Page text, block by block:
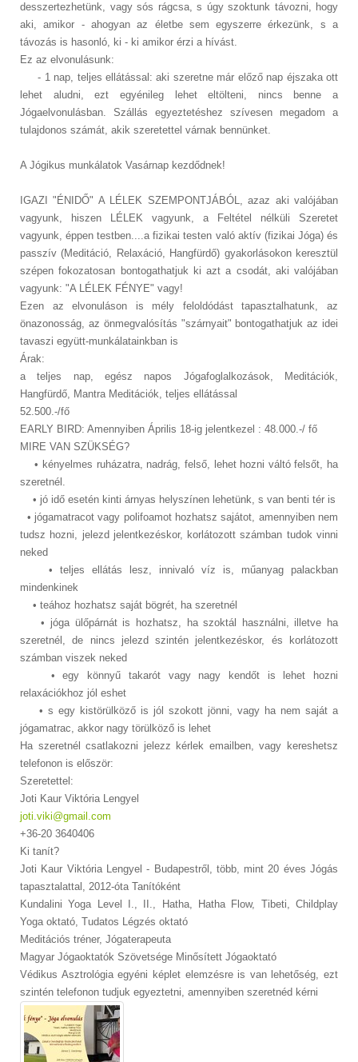
desszertezhetünk, vagy sós rágcsa, s úgy szoktunk távozni, hogy
aki, amikor - ahogyan az életbe sem egyszerre érkezünk, s a
távozás is hasonló, ki - ki amikor érzi a hívást.
Ez az elvonulásunk:
- 1 nap, teljes ellátással: aki szeretne már előző nap éjszaka ott
lehet aludni, ezt egyénileg lehet eltölteni, nincs benne a
Jógaelvonulásban. Szállás egyeztetéshez szívesen megadom a
tulajdonos számát, akik szeretettel várnak bennünket.
A Jógikus munkálatok Vasárnap kezdődnek!
IGAZI "ÉNIDŐ" A LÉLEK SZEMPONTJÁBÓL, azaz aki valójában
vagyunk, hiszen LÉLEK vagyunk, a Feltétel nélküli Szeretet
vagyunk, éppen testben....a fizikai testen való aktív (fizikai Jóga) és
passzív (Meditáció, Relaxáció, Hangfürdő) gyakorlásokon keresztül
szépen fokozatosan bontogathatjuk ki azt a csodát, aki valójában
vagyunk: "A LÉLEK FÉNYE" vagy!
Ezen az elvonuláson is mély feloldódást tapasztalhatunk, az
önazonosság, az önmegvalósítás "szárnyait" bontogathatjuk az idei
tavaszi együtt-munkálatainkban is
Árak:
a teljes nap, egész napos Jógafoglalkozások, Meditációk,
Hangfürdő, Mantra Meditációk, teljes ellátással
52.500.-/fő
EARLY BIRD: Amennyiben Április 18-ig jelentkezel : 48.000.-/ fő
MIRE VAN SZÜKSÉG?
• kényelmes ruházatra, nadrág, felső, lehet hozni váltó felsőt, ha
szeretnél.
• jó idő esetén kinti árnyas helyszínen lehetünk, s van benti tér is
• jógamatracot vagy polifoamot hozhatsz sajátot, amennyiben nem
tudsz hozni, jelezd jelentkezéskor, korlátozott számban tudok vinni
neked
• teljes ellátás lesz, innivaló víz is, műanyag palackban
mindenkinek
• teához hozhatsz saját bögrét, ha szeretnél
• jóga ülőpárnát is hozhatsz, ha szoktál használni, illetve ha
szeretnél, de nincs jelezd szintén jelentkezéskor, és korlátozott
számban viszek neked
• egy könnyű takarót vagy nagy kendőt is lehet hozni
relaxációkhoz jól eshet
• s egy kistörülköző is jól szokott jönni, vagy ha nem saját a
jógamatrac, akkor nagy törülköző is lehet
Ha szeretnél csatlakozni jelezz kérlek emailben, vagy kereshetsz
telefonon is először:
Szeretettel:
Joti Kaur Viktória Lengyel
joti.viki@gmail.com
+36-20 3640406
Ki tanít?
Joti Kaur Viktória Lengyel - Budapestről, több, mint 20 éves Jógás
tapasztalattal, 2012-óta Tanítóként
Kundalini Yoga Level I., II., Hatha, Hatha Flow, Tibeti, Childplay
Yoga oktató, Tudatos Légzés oktató
Meditációs tréner, Jógaterapeuta
Magyar Jógaoktatók Szövetsége Minősített Jógaoktató
Védikus Asztrológia egyéni képlet elemzésre is van lehetőség, ezt
szintén telefonon tudjuk egyeztetni, amennyiben szeretnéd kérni